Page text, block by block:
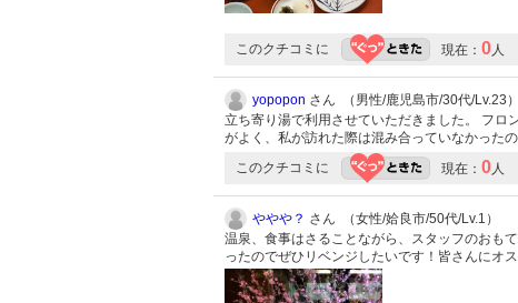
このクチコミに 現在： 0人
yopopon さん （男性/鹿児島市/30代/Lv.23）
立ち寄り湯で利用させていただきました。 フロ
がよく、私が訪れた際は混み合っていなかった
このクチコミに 現在： 0人
ややや？ さん （女性/姶良市/50代/Lv.1）
温泉、食事はさることながら、スタッフのおも
ったのでぜひリベンジしたいです！皆さんにオ